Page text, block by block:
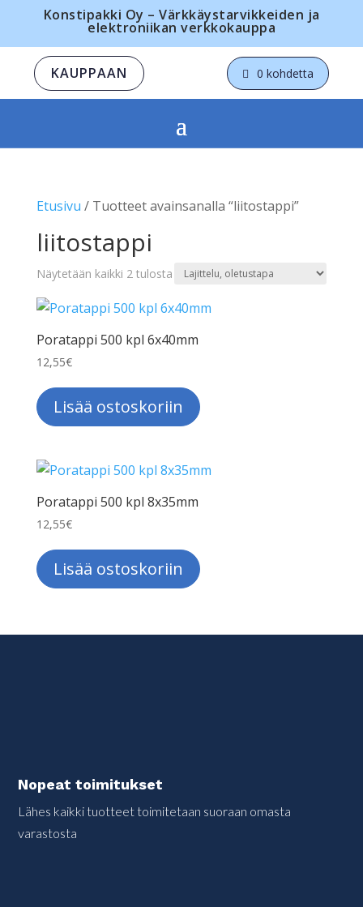
Konstipakki Oy – Värkkäystarvikkeiden ja
elektroniikan verkkokauppa
KAUPPAAN 0 kohdetta
Etusivu / Tuotteet avainsanalla “liitostappi”
liitostappi
Näytetään kaikki 2 tulosta
Poratappi 500 kpl 6x40mm
12,55€
Lisää ostoskoriin
Poratappi 500 kpl 8x35mm
12,55€
Lisää ostoskoriin
Nopeat toimitukset
Lähes kaikki tuotteet toimitetaan suoraan omasta
varastosta